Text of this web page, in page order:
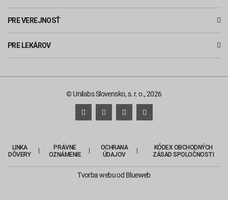
PRE VEREJNOSŤ
PRE LEKÁROV
© Unilabs Slovensko, s. r. o., 2026
LINKA
DÔVERY
PRÁVNE
OZNÁMENIE
OCHRANA
ÚDAJOV
KÓDEX OBCHODNÝCH
ZÁSAD SPOLOČNOSTI
Tvorba webuod Blueweb